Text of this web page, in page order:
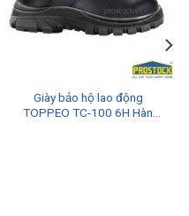
Giày bảo hộ lao động
TOPPEO TC-100 6H Hàn